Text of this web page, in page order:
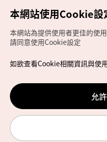
Copyrights (c) 韓國觀光公
如有相關疑問或建議，歡
chinese_big5@knto.or.kr
本網站使用Cookie設
本網站為提供使用者更佳的使
請同意使用Cookie設定
如欲查看Cookie相關資訊與使
允